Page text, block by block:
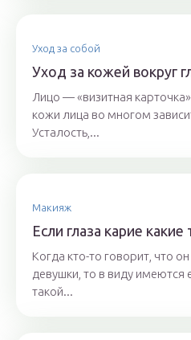
Уход за собой
Уход за кожей вокруг
Лицо — «визитная
кожи лица во многом
Усталость,...
Макияж
Если глаза карие
Когда кто-то говорит, что
девушки, то в виду имеются
такой...